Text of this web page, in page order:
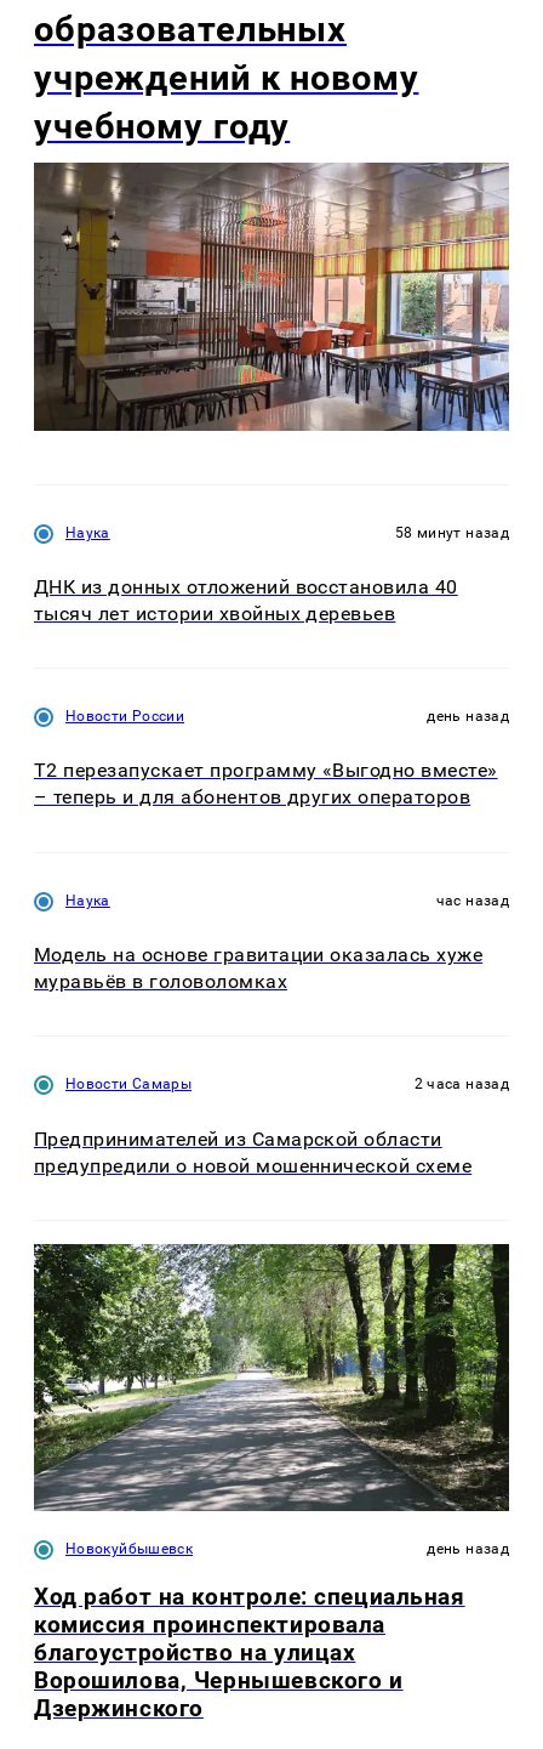
образовательных
учреждений к новому
учебному году
Наука 58 минут назад
ДНК из донных отложений восстановила 40
тысяч лет истории хвойных деревьев
Новости России день назад
Т2 перезапускает программу «Выгодно вместе»
– теперь и для абонентов других операторов
Наука час назад
Модель на основе гравитации оказалась хуже
муравьёв в головоломках
Новости Самары 2 часа назад
Предпринимателей из Самарской области
предупредили о новой мошеннической схеме
Новокуйбышевск день назад
Ход работ на контроле: специальная
комиссия проинспектировала
благоустройство на улицах
Ворошилова, Чернышевского и
Дзержинского